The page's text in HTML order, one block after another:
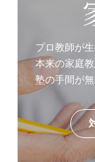
プロ教師が
本来の家庭
塾の手間が無